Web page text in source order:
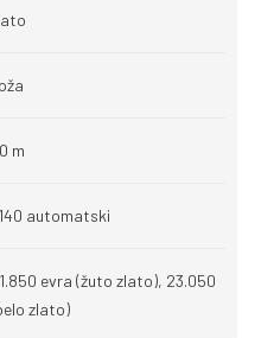
m
automatski
evra (žuto zlato), 23.050
zlato)